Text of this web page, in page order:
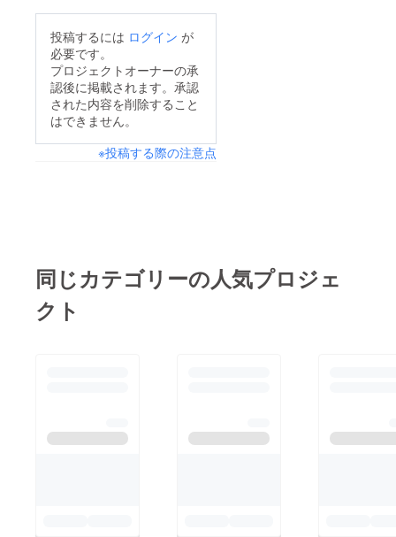
伝いをお願いしている
方が、とっても可愛く
素敵に作って下さいま
した。ひとつひとつの
出来栄えに女将も大興
奮です。早く皆さまの
お手元に届くといい
から順次配送の予定で
ますが、数日経っても
あだたらの宿扇
や 女将 鈴木亜矢
す。本当にありがとう
ございました！今回こ
のプロジェクトを立ち
上げたことで、人の心
感激するばかりでござ
すが、順次お送りして
参ります。しばしお待
投稿するには ログイン が
必要です。
プロジェクトオーナーの承
認後に掲載されます。承認
された内容を削除すること
はできません。
※投稿する際の注意点
同じカテゴリーの人気プロジェ
クト